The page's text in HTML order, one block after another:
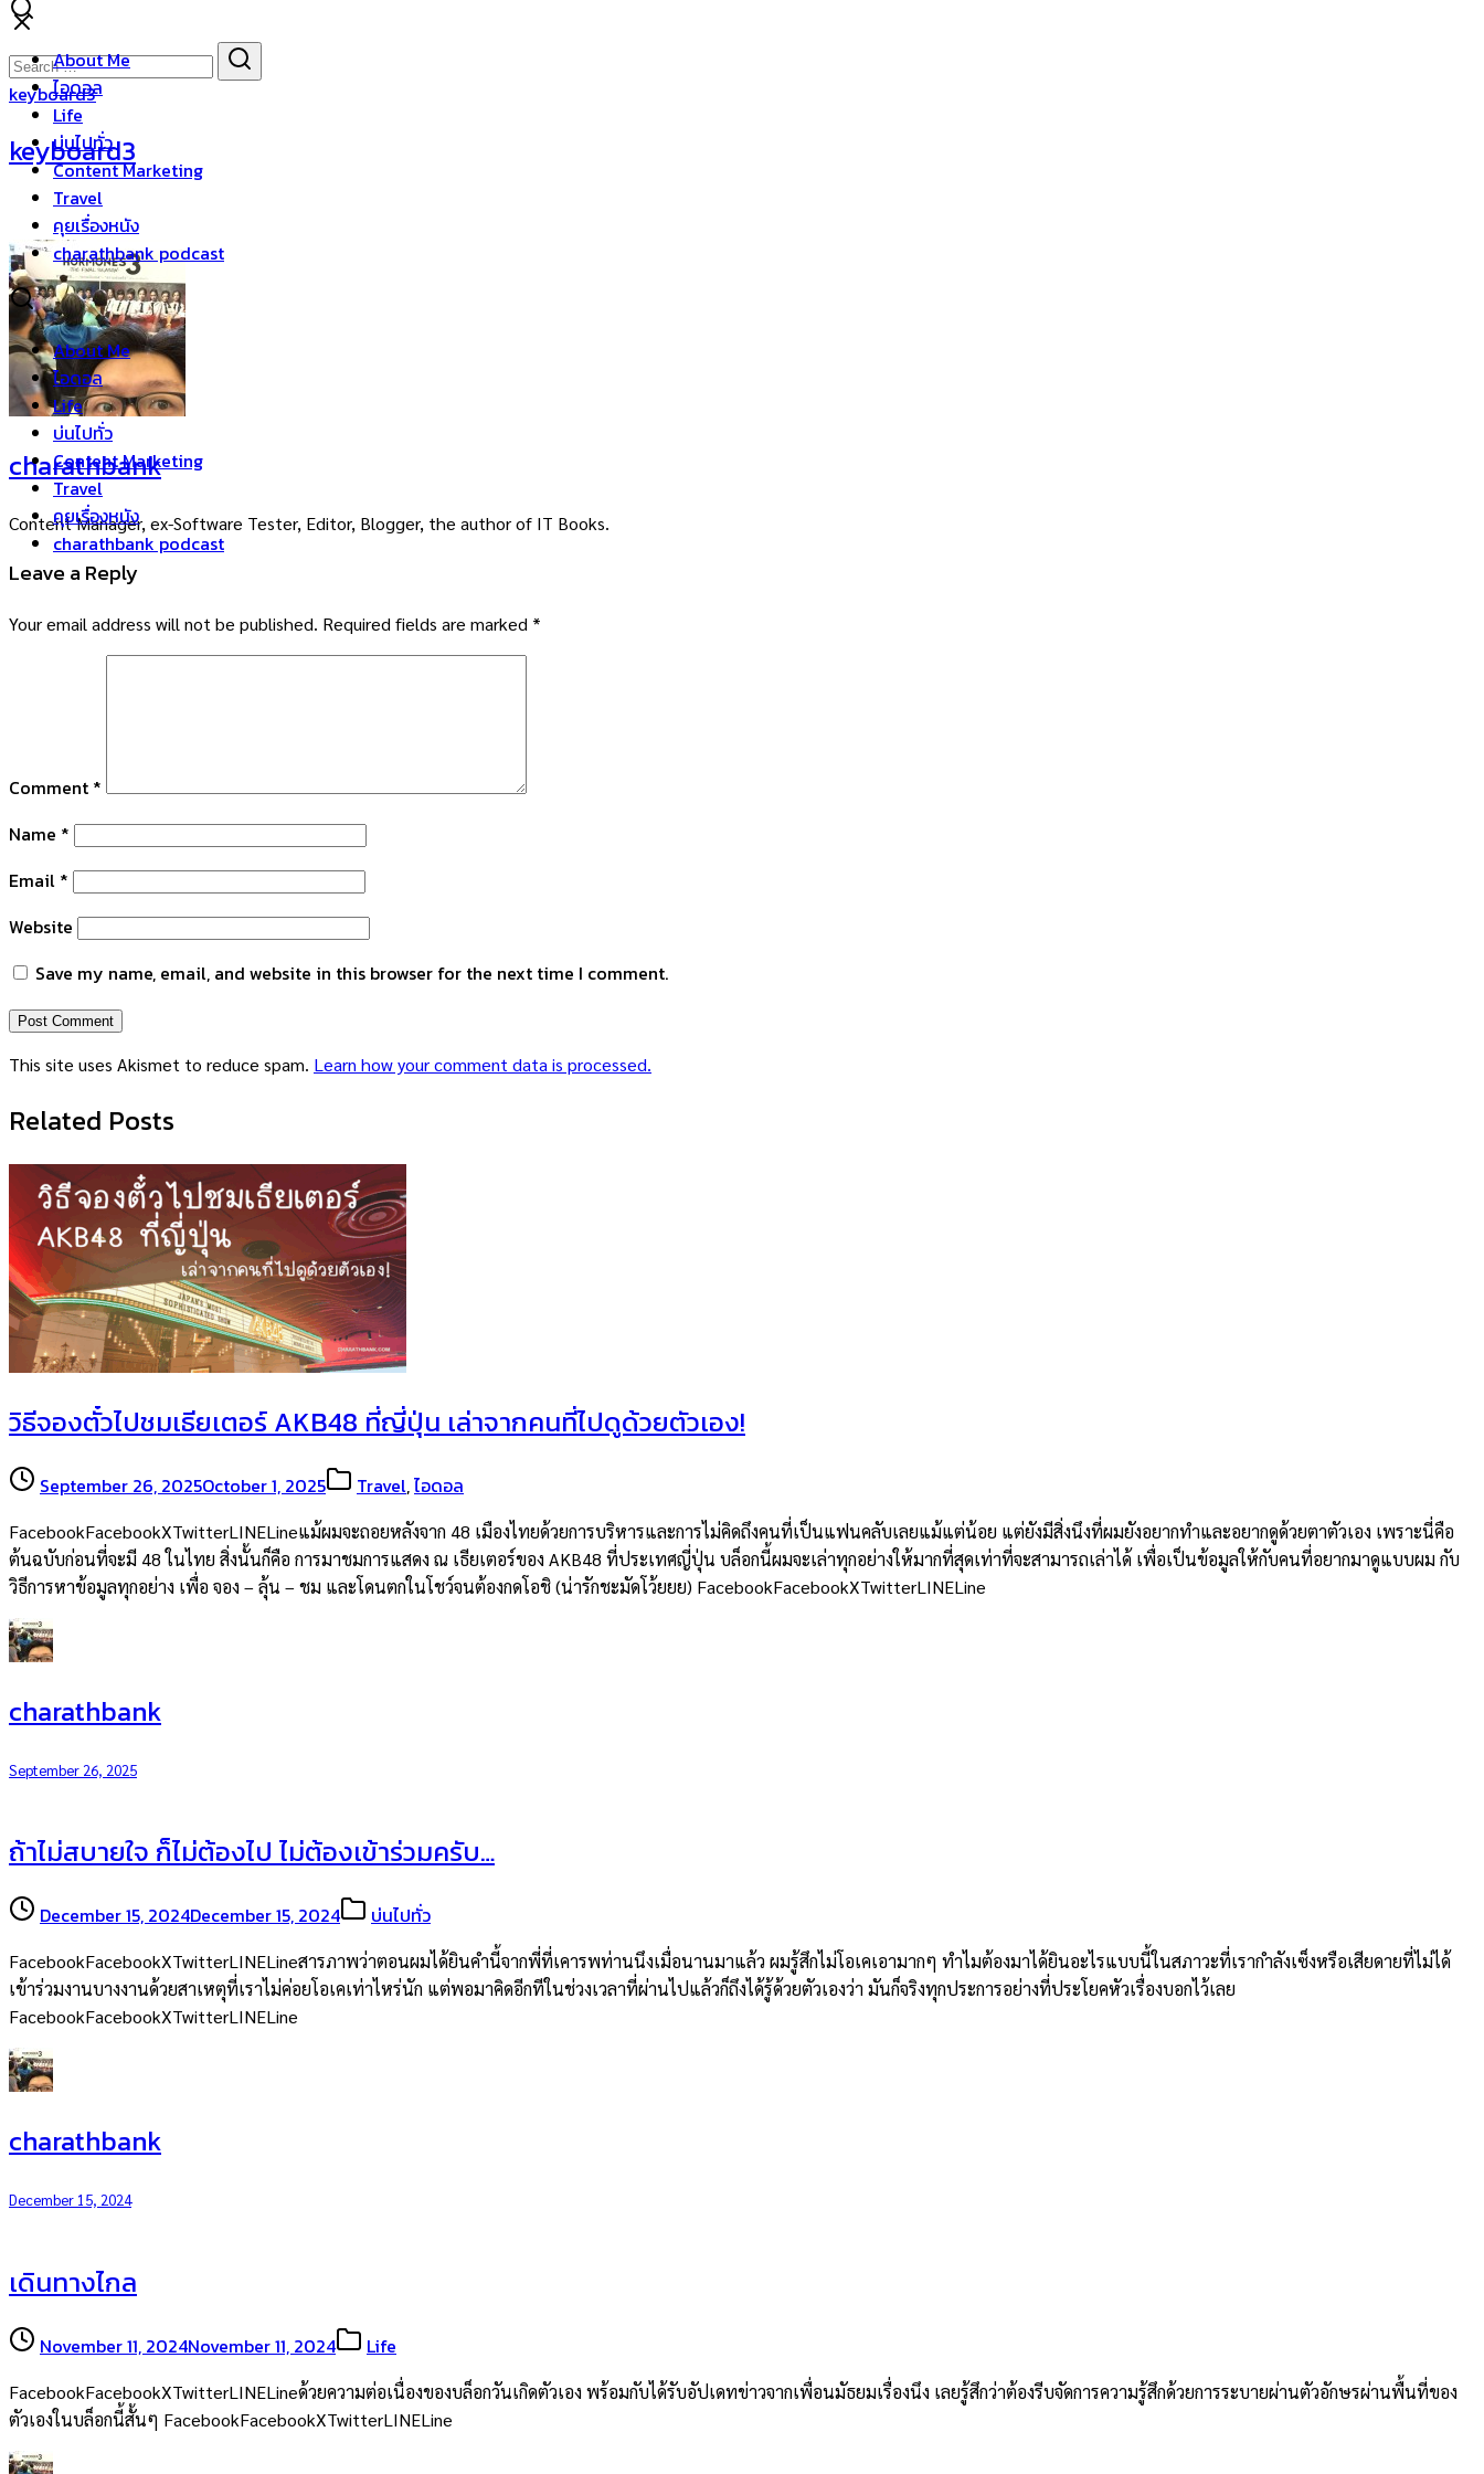
Skip
content
About Me
ไอดอล
Life
บ่นไปทั่ว
Content Marketing
Travel
คุยเรื่องหนัง
charathbank podcast
About Me
ไอดอล
Life
บ่นไปทั่ว
Content Marketing
Travel
คุยเรื่องหนัง
charathbank podcast
Search
for:
keyboard3
keyboard3
charathbank
Content Manager, ex-Software Tester, Editor, Blogger, the author of IT Books.
Leave a Reply
Your email address will not be published. Required fields are marked *
Comment *
Name *
Email *
Website
Save my name, email, and website in this browser for the next time I comment.
This site uses Akismet to reduce spam. Learn how your comment data is processed.
Related Posts
วิธีจองตั๋วไปชมเธียเตอร์ AKB48 ที่ญี่ปุ่น เล่าจากคนที่ไปดูด้วยตัวเอง!
September 26, 2025October 1, 2025 Travel,ไอดอล
FacebookFacebookXTwitterLINELineแม้ผมจะถอยหลังจาก 48 เมืองไทยด้วยการบริหารและการไม่คิดถึงคนที่เป็นแฟนคลับเลยแม้แต่น้อย แต่ยังมีสิ่งนึงที่ผมยังอยากทำและอยากดูด้วยตาตัวเอง เพราะนี่คือ
ต้นฉบับก่อนที่จะมี 48 ในไทย สิ่งนั้นก็คือ การมาชมการแสดง ณ เธียเตอร์ของ AKB48 ที่ประเทศญี่ปุ่น บล็อกนี้ผมจะเล่าทุกอย่างให้มากที่สุดเท่าที่จะสามารถเล่าได้ เพื่อเป็นข้อมูลให้กับคนที่อยากมาดูแบบผม กับ
วิธีการหาข้อมูลทุกอย่าง เพื่อ จอง – ลุ้น – ชม และโดนตกในโชว์จนต้องกดโอชิ (น่ารักชะมัดโว้ยยย) FacebookFacebookXTwitterLINELine
charathbank
September 26, 2025
ถ้าไม่สบายใจ ก็ไม่ต้องไป ไม่ต้องเข้าร่วมครับ…
December 15, 2024December 15, 2024 บ่นไปทั่ว
FacebookFacebookXTwitterLINELineสารภาพว่าตอนผมได้ยินคำนี้จากพี่ที่เคารพท่านนึงเมื่อนานมาแล้ว ผมรู้สึกไม่โอเคเอามากๆ ทำไมต้องมาได้ยินอะไรแบบนี้ในสภาวะที่เรากำลังเซ็งหรือเสียดายที่ไม่ได้
เข้าร่วมงานบางงานด้วยสาเหตุที่เราไม่ค่อยโอเคเท่าไหร่นัก แต่พอมาคิดอีกทีในช่วงเวลาที่ผ่านไปแล้วก็ถึงได้รู้ด้วยตัวเองว่า มันก็จริงทุกประการอย่างที่ประโยคหัวเรื่องบอกไว้เลย
FacebookFacebookXTwitterLINELine
charathbank
December 15, 2024
เดินทางไกล
November 11, 2024November 11, 2024 Life
FacebookFacebookXTwitterLINELineด้วยความต่อเนื่องของบล็อกวันเกิดตัวเอง พร้อมกับได้รับอัปเดทข่าวจากเพื่อนมัธยมเรื่องนึง เลยรู้สึกว่าต้องรีบจัดการความรู้สึกด้วยการระบายผ่านตัวอักษรผ่านพื้นที่ของ
ตัวเองในบล็อกนี้สั้นๆ FacebookFacebookXTwitterLINELine